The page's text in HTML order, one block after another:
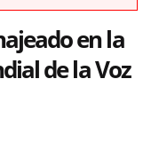
en la
de la Voz